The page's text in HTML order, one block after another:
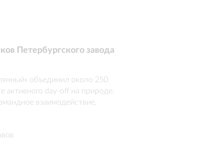
Петербургского завода
объединил около 250
активного day-off на природе.
взаимодействие,
совместный